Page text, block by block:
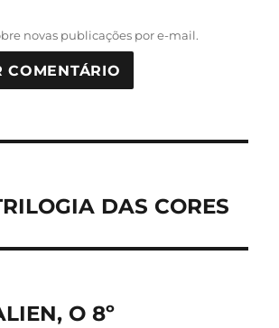
novas publicações por e-mail.
DAS CORES
O 8º